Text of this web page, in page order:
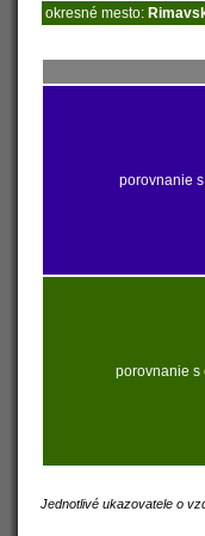
okresné mesto:
porovnanie
porovnanie s
Jednotlivé ukazovatele o